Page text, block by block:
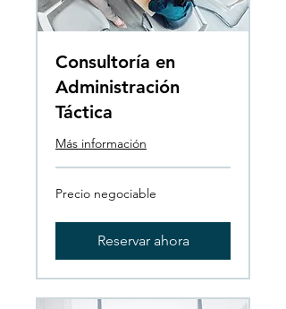
Consultoría en
Administración
Táctica
Más información
Precio
negociable
Precio negociable
Reservar ahora